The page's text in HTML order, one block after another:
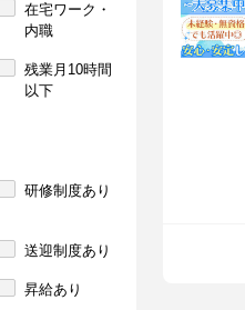
在宅ワーク・
内職
残業月10時間
以下
研修制度あり
送迎制度あり
昇給あり